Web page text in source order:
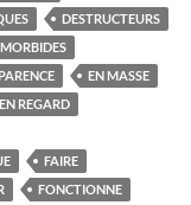
DESTRUCTEURS
EN MASSE
EN REGARD
FAIRE
FONCTIONNE